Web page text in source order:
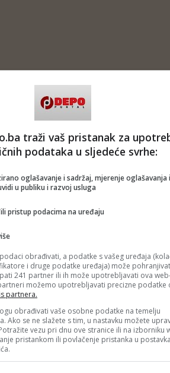
traži vaš pristanak za
podataka u sljedeće svrhe:
oglašavanje i sadržaj, mjerenje oglašavanja i
u publiku i razvoj usluga
pristup podacima na uređaju
obrađivati, a podatke s vašeg uređaja
i druge podatke uređaja) može
241 partner ili ih može upotrebljavati ova
možemo upotrebljavati precizne podatke
partnera.
obrađivati vaše osobne podatke na temelju
Ako se ne slažete s tim, u nastavku možete
vezu pri dnu ove stranice ili na izborniku
pristankom ili povlačenje pristanka u